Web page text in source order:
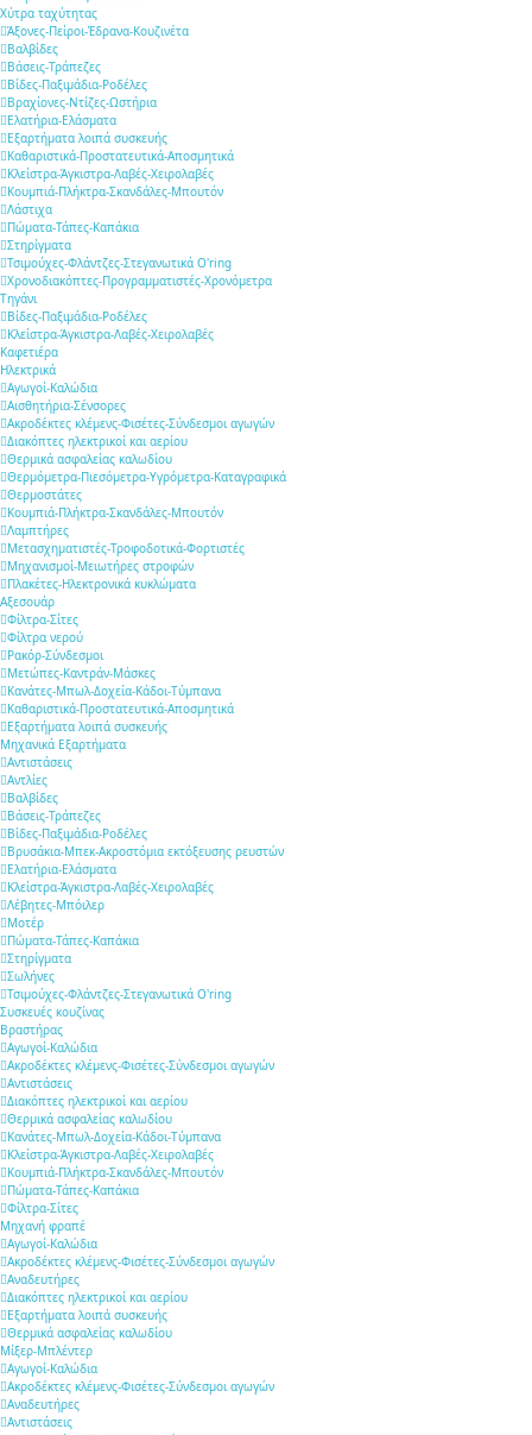
Χύτρα ταχύτητας
Άξονες-Πείροι-Έδρανα-Κουζινέτα
Βαλβίδες
Βάσεις-Τράπεζες
Βίδες-Παξιμάδια-Ροδέλες
Βραχίονες-Ντίζες-Ωστήρια
Ελατήρια-Ελάσματα
Εξαρτήματα λοιπά συσκευής
Καθαριστικά-Προστατευτικά-Αποσμητικά
Κλείστρα-Άγκιστρα-Λαβές-Χειρολαβές
Κουμπιά-Πλήκτρα-Σκανδάλες-Μπουτόν
Λάστιχα
Πώματα-Τάπες-Καπάκια
Στηρίγματα
Τσιμούχες-Φλάντζες-Στεγανωτικά O'ring
Χρονοδιακόπτες-Προγραμματιστές-Χρονόμετρα
Τηγάνι
Βίδες-Παξιμάδια-Ροδέλες
Κλείστρα-Άγκιστρα-Λαβές-Χειρολαβές
Καφετιέρα
Ηλεκτρικά
Αγωγοί-Καλώδια
Αισθητήρια-Σένσορες
Ακροδέκτες κλέμενς-Φισέτες-Σύνδεσμοι αγωγών
Διακόπτες ηλεκτρικοί και αερίου
Θερμικά ασφαλείας καλωδίου
Θερμόμετρα-Πιεσόμετρα-Υγρόμετρα-Καταγραφικά
Θερμοστάτες
Κουμπιά-Πλήκτρα-Σκανδάλες-Μπουτόν
Λαμπτήρες
Μετασχηματιστές-Τροφοδοτικά-Φορτιστές
Μηχανισμοί-Μειωτήρες στροφών
Πλακέτες-Ηλεκτρονικά κυκλώματα
Αξεσουάρ
Φίλτρα-Σίτες
Φίλτρα νερού
Ρακόρ-Σύνδεσμοι
Μετώπες-Καντράν-Μάσκες
Κανάτες-Μπωλ-Δοχεία-Κάδοι-Τύμπανα
Καθαριστικά-Προστατευτικά-Αποσμητικά
Εξαρτήματα λοιπά συσκευής
Μηχανικά Εξαρτήματα
Αντιστάσεις
Αντλίες
Βαλβίδες
Βάσεις-Τράπεζες
Βίδες-Παξιμάδια-Ροδέλες
Βρυσάκια-Μπεκ-Ακροστόμια εκτόξευσης ρευστών
Ελατήρια-Ελάσματα
Κλείστρα-Άγκιστρα-Λαβές-Χειρολαβές
Λέβητες-Μπόιλερ
Μοτέρ
Πώματα-Τάπες-Καπάκια
Στηρίγματα
Σωλήνες
Τσιμούχες-Φλάντζες-Στεγανωτικά O'ring
Συσκευές κουζίνας
Βραστήρας
Αγωγοί-Καλώδια
Ακροδέκτες κλέμενς-Φισέτες-Σύνδεσμοι αγωγών
Αντιστάσεις
Διακόπτες ηλεκτρικοί και αερίου
Θερμικά ασφαλείας καλωδίου
Κανάτες-Μπωλ-Δοχεία-Κάδοι-Τύμπανα
Κλείστρα-Άγκιστρα-Λαβές-Χειρολαβές
Κουμπιά-Πλήκτρα-Σκανδάλες-Μπουτόν
Πώματα-Τάπες-Καπάκια
Φίλτρα-Σίτες
Μηχανή φραπέ
Αγωγοί-Καλώδια
Ακροδέκτες κλέμενς-Φισέτες-Σύνδεσμοι αγωγών
Αναδευτήρες
Διακόπτες ηλεκτρικοί και αερίου
Εξαρτήματα λοιπά συσκευής
Θερμικά ασφαλείας καλωδίου
Μίξερ-Μπλέντερ
Αγωγοί-Καλώδια
Ακροδέκτες κλέμενς-Φισέτες-Σύνδεσμοι αγωγών
Αναδευτήρες
Αντιστάσεις